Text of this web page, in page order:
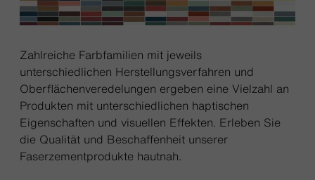
Zahlreiche Farbfamilien mit jeweils
unterschiedlichen Herstellungsverfahren und
Oberflächenveredelungen ergeben eine Vielzahl an
Produkten mit unterschiedlichen haptischen
Eigenschaften und visuellen Effekten. Erleben Sie
die Qualität und Beschaffenheit unserer
Faserzementprodukte hautnah.